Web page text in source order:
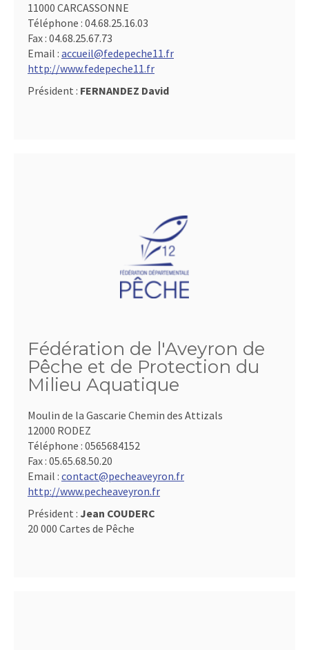
11000 CARCASSONNE
Téléphone : 04.68.25.16.03
Fax : 04.68.25.67.73
Email : accueil@fedepeche11.fr
http://www.fedepeche11.fr
Président : FERNANDEZ David
Fédération de l'Aveyron de
Pêche et de Protection du
Milieu Aquatique
Moulin de la Gascarie Chemin des Attizals
12000 RODEZ
Téléphone : 0565684152
Fax : 05.65.68.50.20
Email : contact@pecheaveyron.fr
http://www.pecheaveyron.fr
Président : Jean COUDERC
20 000 Cartes de Pêche